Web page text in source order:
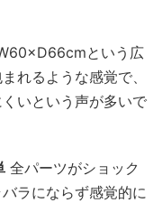
という広
れるような感覚で、
いという声が多いで
全パーツがショック
ラにならず感覚的に